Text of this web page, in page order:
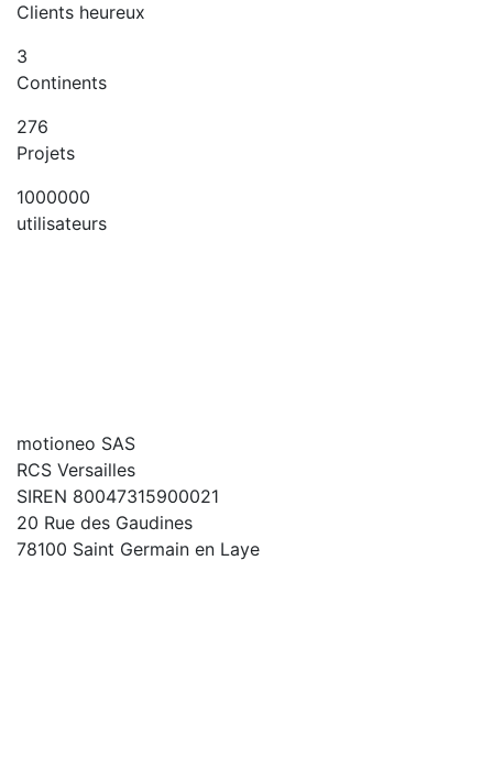
Clients heureux
3
Continents
276
Projets
1000000
utilisateurs
motioneo SAS
RCS Versailles
SIREN 80047315900021
20 Rue des Gaudines
78100 Saint Germain en Laye